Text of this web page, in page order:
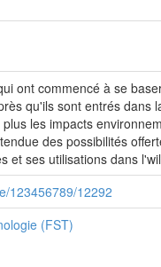
ont commencé à se
qu'ils sont entrés
les impacts
des possibilités
et ses utilisations dans
123456789/12292
(FST)